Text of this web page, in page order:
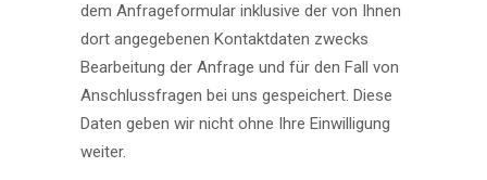
dem Anfrageformular inklusive der von Ihnen
dort angegebenen Kontaktdaten zwecks
Bearbeitung der Anfrage und für den Fall von
Anschlussfragen bei uns gespeichert. Diese
Daten geben wir nicht ohne Ihre Einwilligung
weiter.